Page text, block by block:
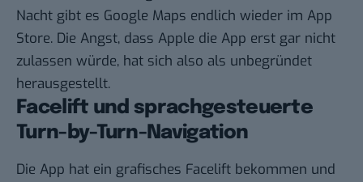
Nacht gibt es Google Maps endlich wieder im App
Store. Die Angst, dass Apple die App erst gar nicht
zulassen würde, hat sich also als unbegründet
herausgestellt.
Facelift und sprachgesteuerte
Turn-by-Turn-Navigation
Die App hat ein grafisches Facelift bekommen und